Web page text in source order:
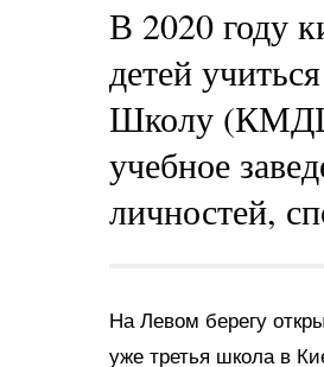
В 2020 году
детей
Школу
учебное
личностей,
На Левом берегу
уже третья школа в